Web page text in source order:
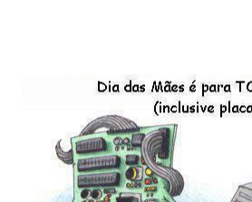
do LibreOffice , o IX Latinoware, a
Linux (como sempre), o lançamento
baixa taxa de adesão pelos usuários,
de desejar a todos Boas Festas e que
estar juntos novamente. Feliz Natal!!!!